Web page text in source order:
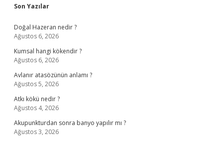
Sidebar
Son Yazılar
Doğal Hazeran nedir ?
Ağustos 6, 2026
Kumsal hangi kökendir ?
Ağustos 6, 2026
Avlanır atasözünün anlamı ?
Ağustos 5, 2026
Atkı kökü nedir ?
Ağustos 4, 2026
Akupunkturdan sonra banyo yapılır mı ?
Ağustos 3, 2026